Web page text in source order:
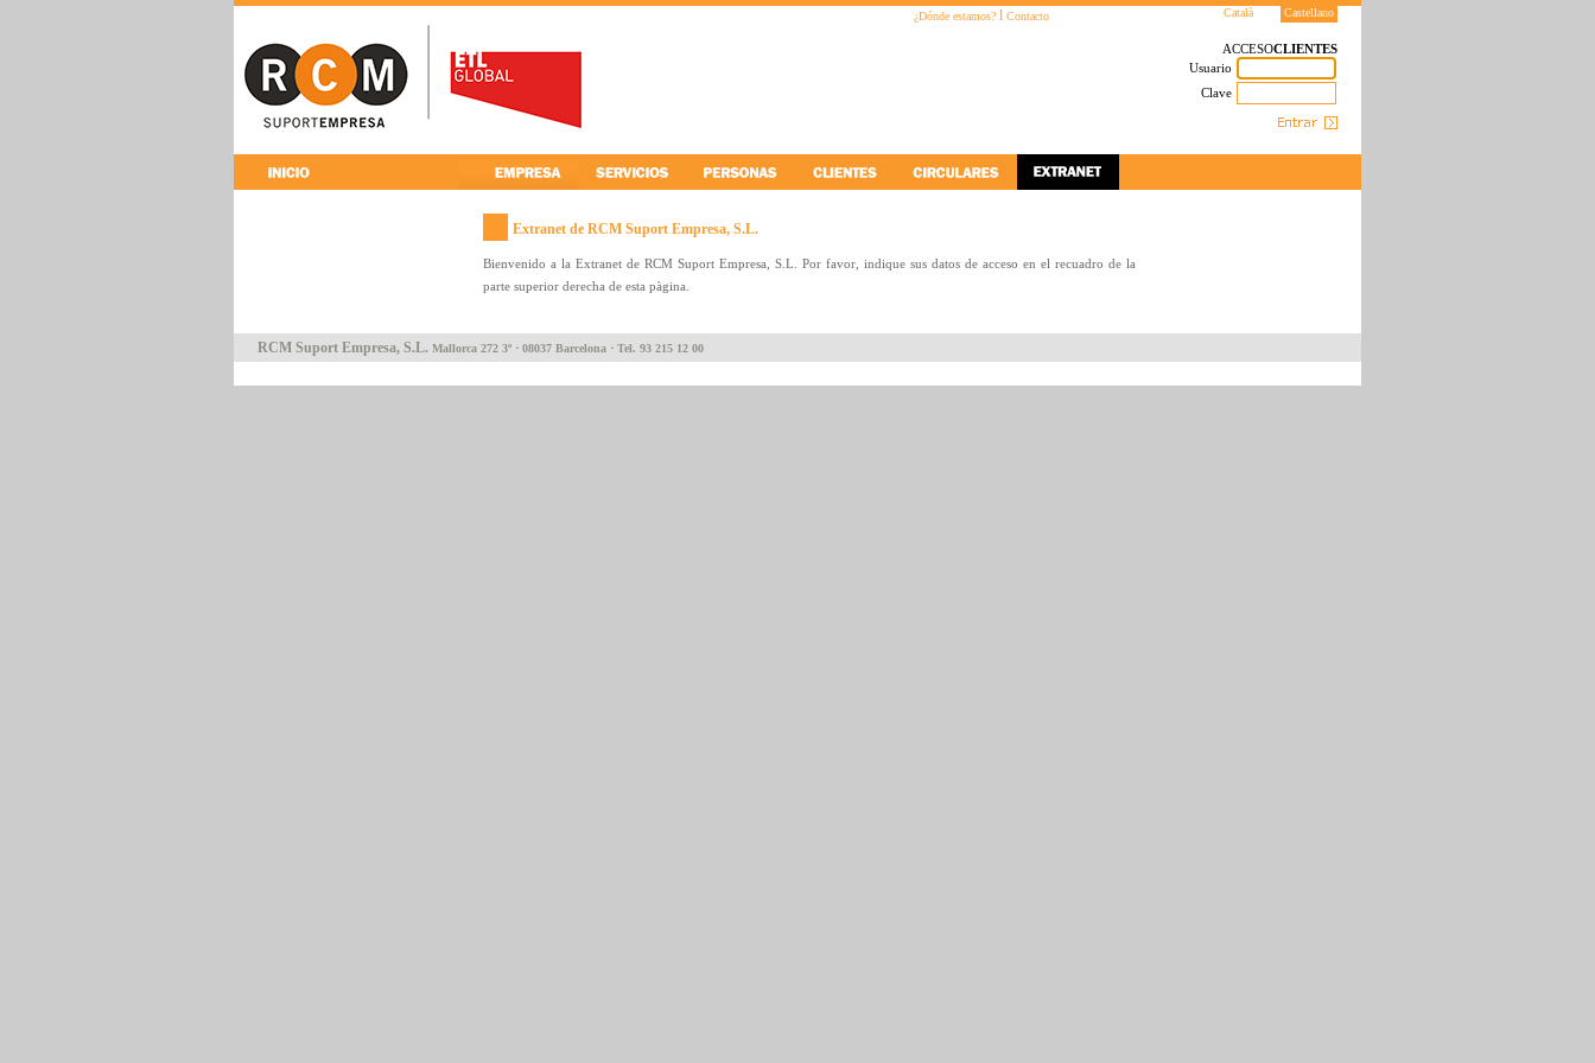
¿Dónde estamos? l Contacto Català Castellano
ACCESOCLIENTES
Usuario
Clave
Extranet de RCM Suport Empresa, S.L.
Bienvenido a la Extranet de RCM Suport Empresa, S.L. Por favor, indique sus datos de acceso en el recuadro de la
parte superior derecha de esta pàgina.
RCM Suport Empresa, S.L. Mallorca 272 3º ⋅ 08037 Barcelona ⋅ Tel. 93 215 12 00